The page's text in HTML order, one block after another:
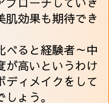
肌効果も期待でき
べると経験者～中
が高いというわけ
ディメイクをして
ょう。